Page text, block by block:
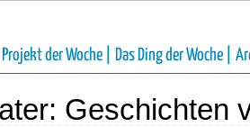
Projekt der Woche | Das Ding der Woche |
Geschichten